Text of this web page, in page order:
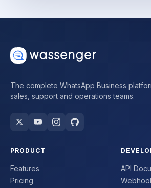
The complete WhatsApp Business
sales, support and operations teams.
PRODUCT
Features
Pricing
API